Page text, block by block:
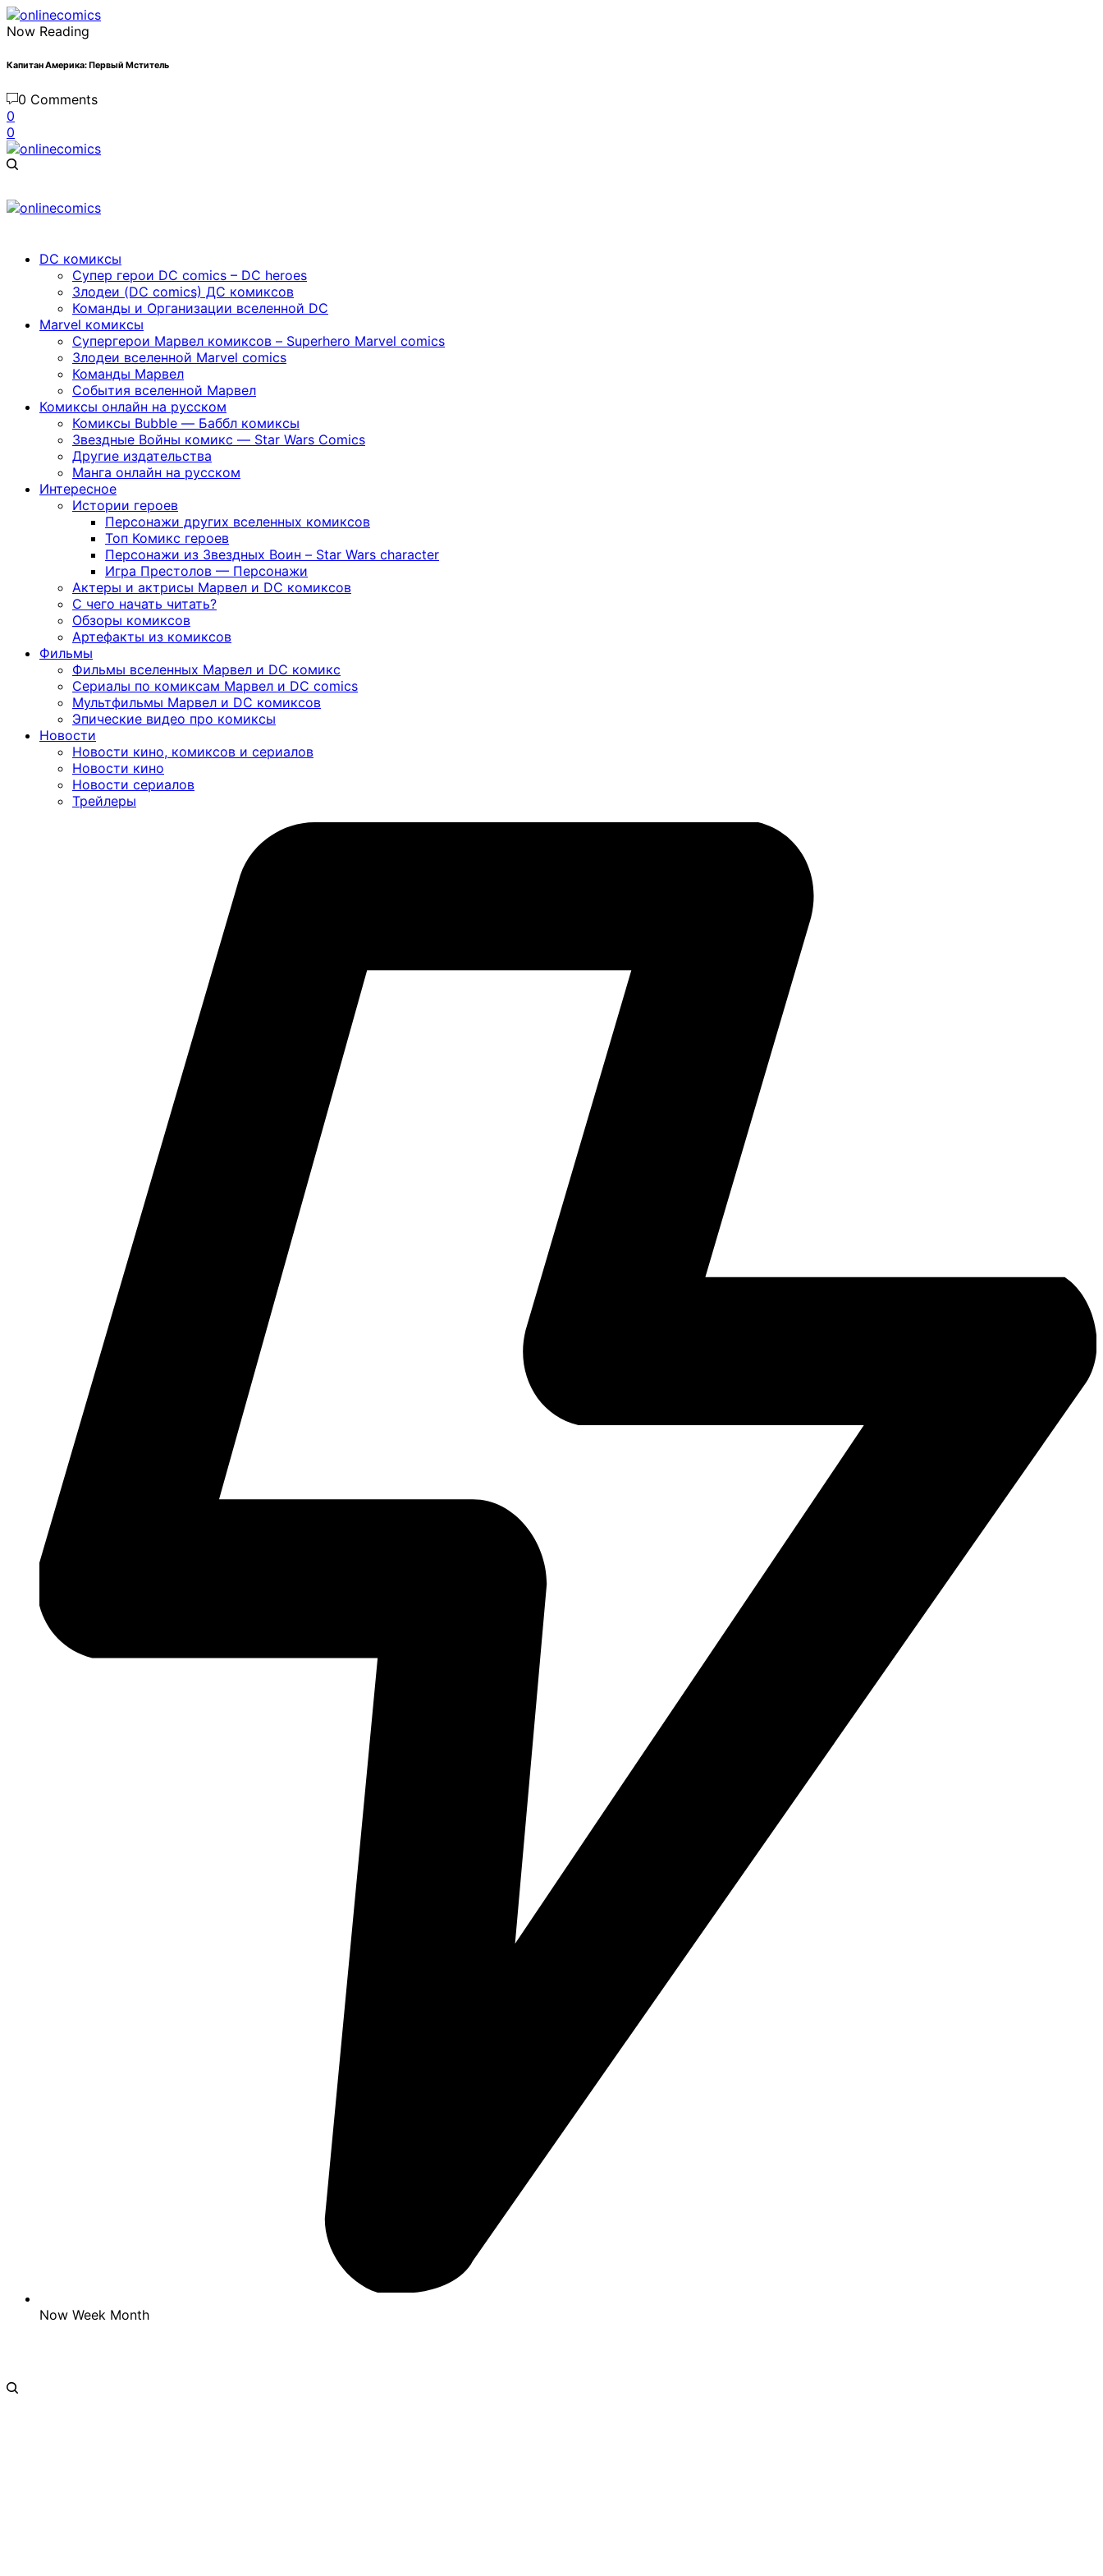
Now Reading
Капитан Америка: Первый Мститель
0 Comments
0
0
DC комиксы
Cупер герои DC comics – DC heroes
Злодеи (DC comics) ДС комиксов
Команды и Организации вселенной DC
Marvel комиксы
Cупергерои Марвел комиксов – Superhero Marvel comics
Злодеи вселенной Marvel comics
Команды Марвел
События вселенной Марвел
Комиксы онлайн на русском
Комиксы Bubble — Баббл комиксы
Звездные Войны комикс — Star Wars Comics
Другие издательства
Манга онлайн на русском
Интересное
Истории героев
Персонажи других вселенных комиксов
Топ Комикс героев
Персонажи из Звездных Воин – Star Wars character
Игра Престолов — Персонажи
Актеры и актрисы Марвел и DC комиксов
С чего начать читать?
Обзоры комиксов
Артефакты из комиксов
Фильмы
Фильмы вселенных Марвел и DC комикс
Сериалы по комиксам Марвел и DC comics
Мультфильмы Марвел и DC комиксов
Эпические видео про комиксы
Новости
Новости кино, комиксов и сериалов
Новости кино
Новости сериалов
Трейлеры
Now Week Month